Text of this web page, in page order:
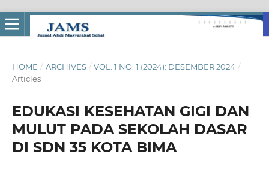
HOME / ARCHIVES / VOL. 1 NO. 1 (2024): DESEMBER 2024 /
Articles
EDUKASI KESEHATAN GIGI DAN
MULUT PADA SEKOLAH DASAR
DI SDN 35 KOTA BIMA